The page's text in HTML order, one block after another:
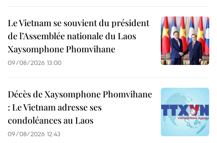
Le Vietnam se souvient du président
de l’Assemblée nationale du Laos
Xaysomphone Phomvihane
09/08/2026 13:00
Décès de Xaysomphone Phomvihane
: Le Vietnam adresse ses
condoléances au Laos
09/08/2026 12:43